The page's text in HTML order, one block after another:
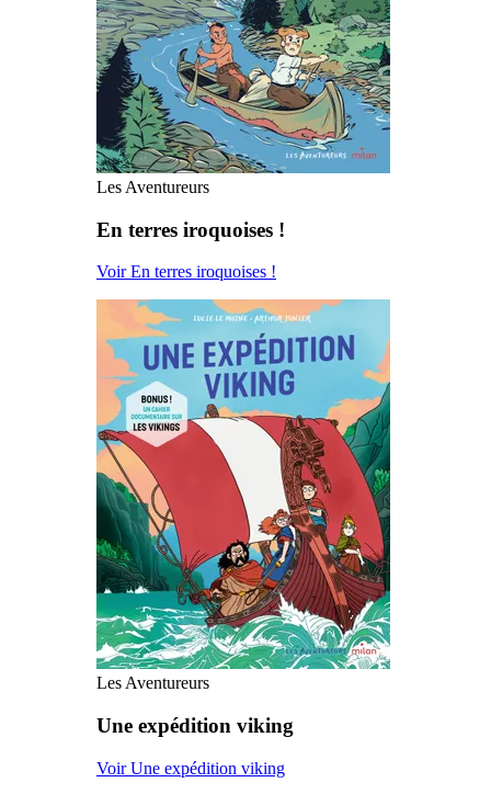
Les Aventureurs
En terres iroquoises !
Voir En terres iroquoises !
Les Aventureurs
Une expédition viking
Voir Une expédition viking